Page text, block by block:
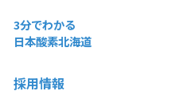
3分でわかる
日本酸素北海道
採用情報